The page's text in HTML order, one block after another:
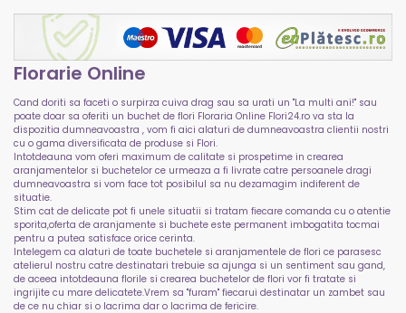
Florarie Online
Cand doriti sa faceti o surpirza cuiva drag sau sa urati un "La multi ani!" sau
poate doar sa oferiti un buchet de flori Floraria Online Flori24.ro va sta la
dispozitia dumneavoastra , vom fi aici alaturi de dumneavoastra clientii nostri
cu o gama diversificata de produse si Flori.
Intotdeauna vom oferi maximum de calitate si prospetime in crearea
aranjamentelor si buchetelor ce urmeaza a fi livrate catre persoanele dragi
dumneavoastra si vom face tot posibilul sa nu dezamagim indiferent de
situatie.
Stim cat de delicate pot fi unele situatii si tratam fiecare comanda cu o atentie
sporita,oferta de aranjamente si buchete este permanent imbogatita tocmai
pentru a putea satisface orice cerinta.
Intelegem ca alaturi de toate buchetele si aranjamentele de flori ce parasesc
atelierul nostru catre destinatari trebuie sa ajunga si un sentiment sau gand,
de aceea intotdeauna florile si crearea buchetelor de flori vor fi tratate si
ingrijite cu mare delicatete.Vrem sa "furam" fiecarui destinatar un zambet sau
de ce nu chiar si o lacrima dar o lacrima de fericire.